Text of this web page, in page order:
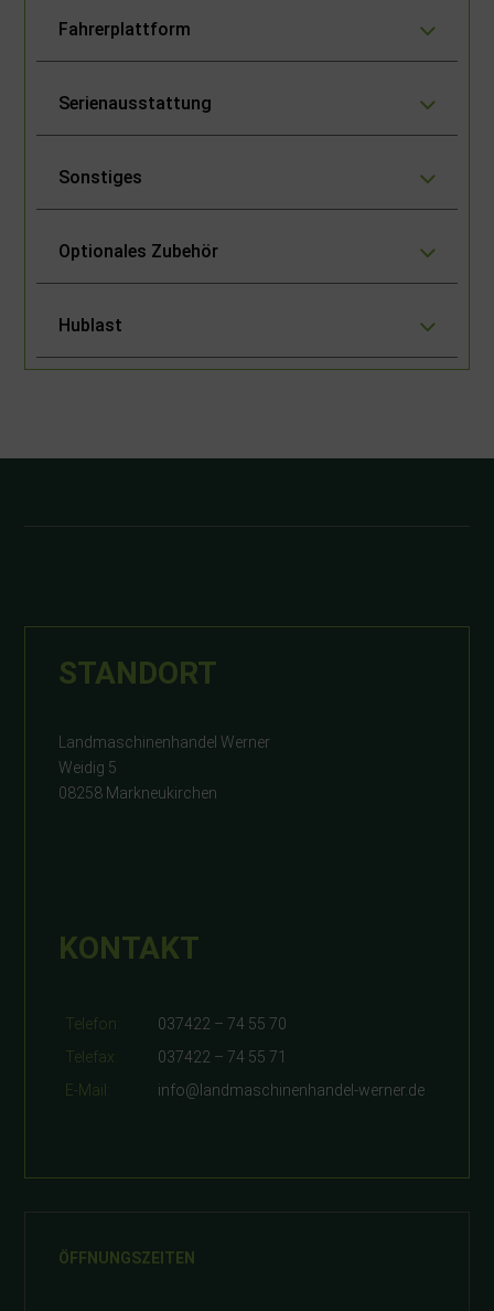
Fahrerplattform
Serienausstattung
Sonstiges
Optionales Zubehör
Hublast
STANDORT
Landmaschinenhandel Werner
Weidig 5
08258 Markneukirchen
KONTAKT
Telefon:
037422 – 74 55 70
Telefax:
037422 – 74 55 71
E-Mail:
info@landmaschinenhandel-werner.de
ÖFFNUNGSZEITEN